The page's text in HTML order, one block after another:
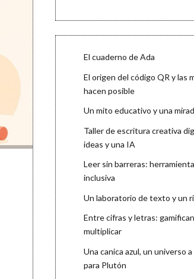
El cuaderno de Ada
El origen del código QR y las
hacen posible
Un mito educativo y una
Taller de escritura creativa
ideas y una IA
Leer sin barreras:
inclusiva
Un laboratorio de texto y un
Entre cifras y letras:
multiplicar
Una canica azul, un universo
para Plutón